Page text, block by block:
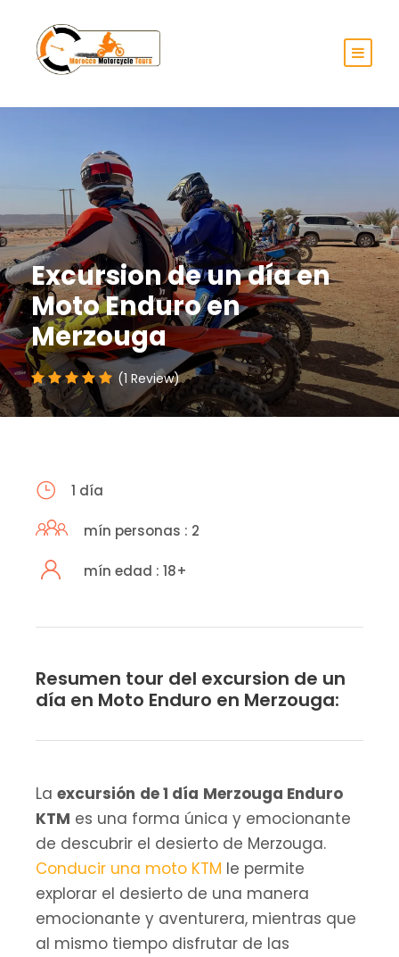
Excursion de un día en
Moto Enduro en
Merzouga
(1 Review)
1 día
mín personas : 2
mín edad : 18+
Resumen tour del excursion de un
día en Moto Enduro en Merzouga:
La excursión de 1 día Merzouga Enduro
KTM es una forma única y emocionante
de descubrir el desierto de Merzouga.
Conducir una moto KTM le permite
explorar el desierto de una manera
emocionante y aventurera, mientras que
al mismo tiempo disfrutar de las